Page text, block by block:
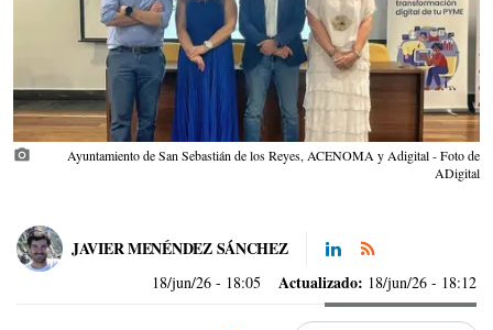
photo_camera
Ayuntamiento de San Sebastián de los Reyes, ACENOMA y Adigital - Foto de
ADigital
JAVIER MENÉNDEZ SÁNCHEZ
18/jun/26 - 18:05 Actualizado: 18/jun/26 - 18:12